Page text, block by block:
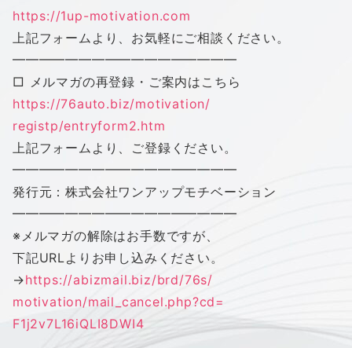
https://1up-motivation.com
上記フォームより、お気軽にご相談ください。
━━━━━━━━━━━━━━━━━
□ メルマガの再登録・ご案内はこちら
https://76auto.biz/motivation/
registp/entryform2.htm
上記フォームより、ご登録ください。
━━━━━━━━━━━━━━━━━
発行元：株式会社ワンアップモチベーション
━━━━━━━━━━━━━━━━━
※メルマガの解除はお手数ですが、
下記URLよりお申し込みください。
→https://abizmail.biz/brd/76s/
motivation/mail_cancel.php?cd=
F1j2v7L16iQLI8DWI4